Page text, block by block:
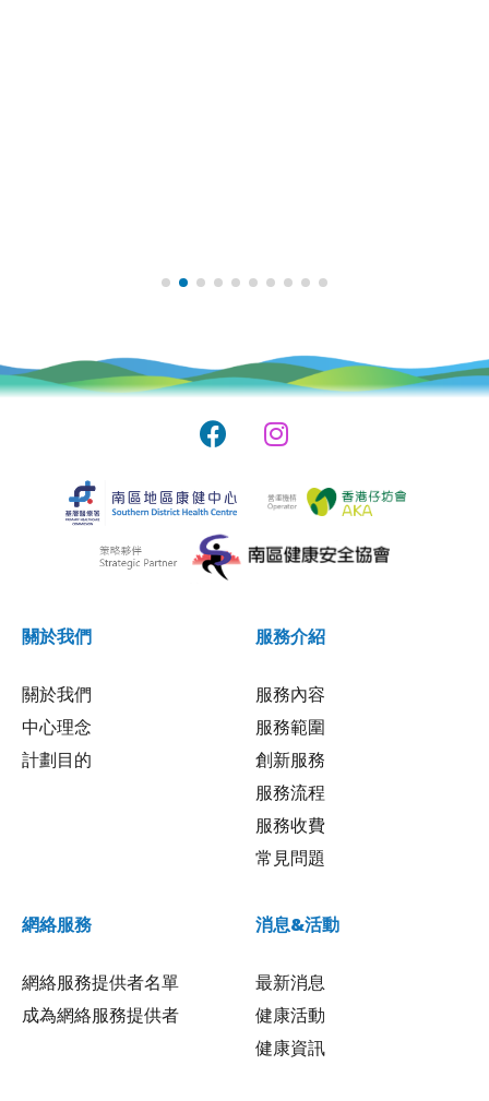
關於我們
關於我們
中心理念
計劃目的
服務介紹
服務內容
服務範圍
創新服務
服務流程
服務收費
常見問題
網絡服務
網絡服務提供者名單
成為網絡服務提供者
消息&活動
最新消息
健康活動
健康資訊